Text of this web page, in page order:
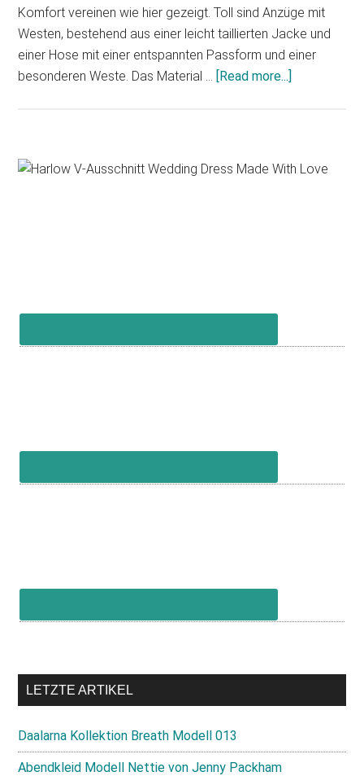
Komfort vereinen wie hier gezeigt. Toll sind Anzüge mit
Westen, bestehend aus einer leicht taillierten Jacke und
einer Hose mit einer entspannten Passform und einer
besonderen Weste. Das Material … [Read more...]
dem
Primary
LETZTE ARTIKEL
Daalarna Kollektion Breath Modell 013
Abendkleid Modell Nettie von Jenny Packham